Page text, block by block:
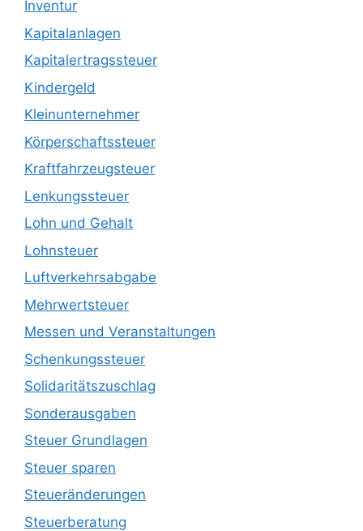
Inventur
Kapitalanlagen
Kapitalertragssteuer
Kindergeld
Kleinunternehmer
Körperschaftssteuer
Kraftfahrzeugsteuer
Lenkungssteuer
Lohn und Gehalt
Lohnsteuer
Luftverkehrsabgabe
Mehrwertsteuer
Messen und Veranstaltungen
Schenkungssteuer
Solidaritätszuschlag
Sonderausgaben
Steuer Grundlagen
Steuer sparen
Steueränderungen
Steuerberatung